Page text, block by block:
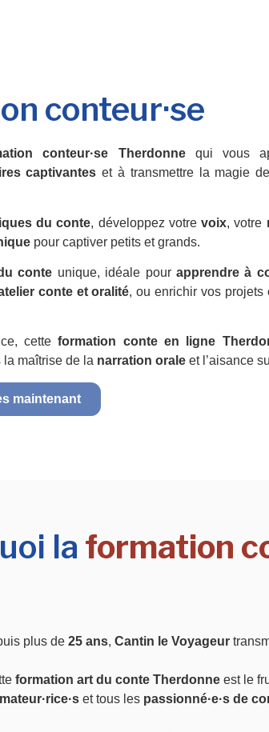
conteur·se
conteur·se Therdonnequi vous
captivantes et à transmettre la magie
du conte, développez votrevoix, votre
pour captiver petits et grands.
conte unique, idéale pour apprendre à
conte et oralité, ou enrichir vos projets
cetteformation conte en ligne
maîtrise de la narration orale et l’aisance
maintenant
la formation
plus de 25 ans, Cantin le Voyageur
formation art du conte Therdonne est le
et tous les passionné·e·s de